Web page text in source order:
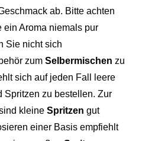
ab. Bitte achten
ein Aroma niemals pur
Sie nicht sich
zum Selbermischen zu
sich auf jeden Fall leere
Spritzen zu bestellen. Zur
kleine Spritzen gut
einer Basis empfiehlt